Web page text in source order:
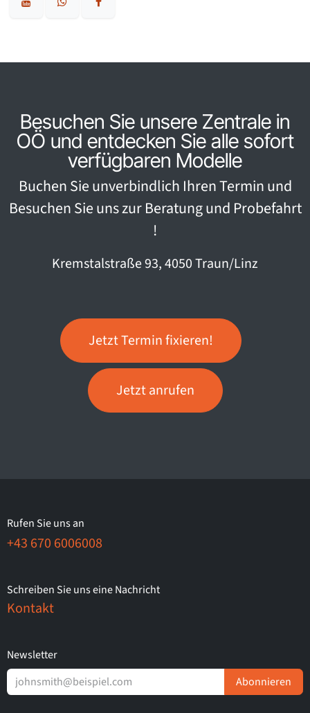
Besuchen Sie unsere Zentrale in
OÖ und entdecken Sie alle sofort
verfügbaren Modelle
Buchen Sie unverbindlich Ihren Termin und
Besuchen Sie uns zur Beratung und Probefahrt
!
Kremstalstraße 93, 4050 Traun/Linz
Jetzt Termin fixieren!
Jetzt anrufen
Rufen Sie uns an
+43 670 6006008
Schreiben Sie uns eine Nachricht
Kontakt
Newsletter
Abonnieren